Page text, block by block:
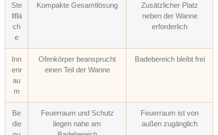
Ste
llflä
ch
e
Kompakte Gesamtlösung
Zusätzlicher Platz
neben der Wanne
erforderlich
Inn
enr
au
m
Ofenkörper beansprucht
einen Teil der Wanne
Badebereich bleibt frei
Be
die
Feuerraum und Schutz
liegen nahe am
Feuerraum ist von
außen zugänglich